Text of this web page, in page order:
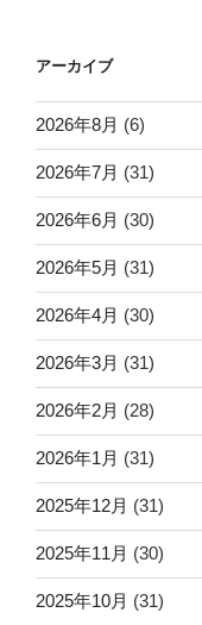
アーカイブ
2026年8月 (6)
2026年7月 (31)
2026年6月 (30)
2026年5月 (31)
2026年4月 (30)
2026年3月 (31)
2026年2月 (28)
2026年1月 (31)
2025年12月 (31)
2025年11月 (30)
2025年10月 (31)